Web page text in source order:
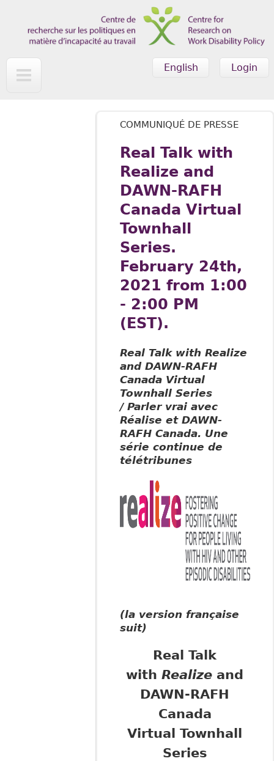
Login
English
COMMUNIQUÉ DE PRESSE
Real Talk with
Realize and
DAWN-RAFH
Canada Virtual
Townhall
Series.
February 24th,
2021 from 1:00
- 2:00 PM
(EST).
Real Talk with Realize
and DAWN-RAFH
Canada Virtual
Townhall Series
/ Parler vrai avec
Réalise et DAWN-
RAFH Canada. Une
série continue de
télétribunes
(la version française
suit)
Real Talk
withRealize and
DAWN-RAFH
Canada
Virtual Townhall
Series